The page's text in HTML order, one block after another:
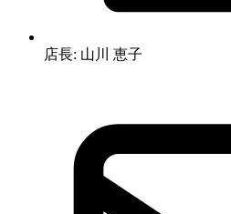
店長: 山川 恵子